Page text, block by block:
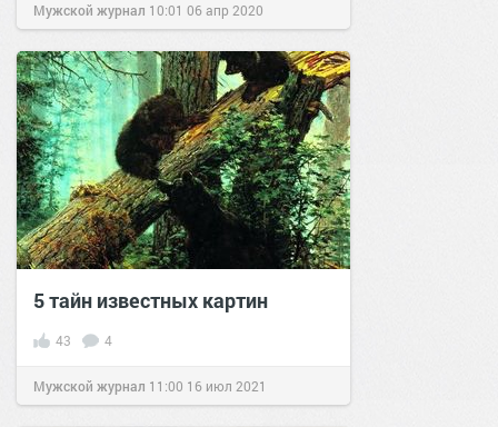
Мужской журнал 10:01 06 апр 2020
5 тайн известных картин
43 4
Мужской журнал 11:00 16 июл 2021